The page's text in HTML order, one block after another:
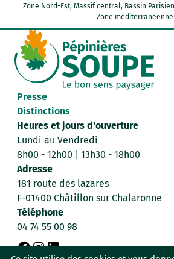
Zone Nord-Est, Massif central, Bassin
Zone méditerranéenne
Presse
Distinctions
Heures et jours d'ouverture
Lundi au Vendredi
8h00 - 12h00 | 13h30 - 18h00
Adresse
181 route des lazares
F-01400 Châtillon sur Chalaronne
Téléphone
04 74 55 00 98